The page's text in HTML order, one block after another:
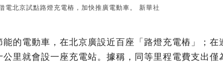
電北京試點路燈充電樁，加快推廣電動車。 新華社
的電動車，在北京廣設近百座「路燈充電樁」；
里就會設一座充電站。據稱，同等里程電費支出僅